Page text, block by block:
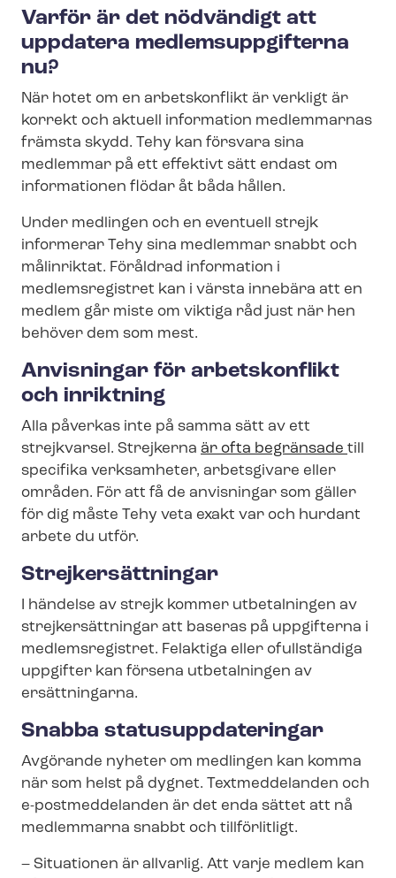
Varför är det nödvändigt att
uppdatera med­lems­upp­gif­ter­na
nu?
När hotet om en arbetskonflikt är verkligt är
korrekt och aktuell information medlemmarnas
främsta skydd. Tehy kan försvara sina
medlemmar på ett effektivt sätt endast om
informationen flödar åt båda hållen.
Under medlingen och en eventuell strejk
informerar Tehy sina medlemmar snabbt och
målinriktat. Föråldrad information i
medlemsregistret kan i värsta innebära att en
medlem går miste om viktiga råd just när hen
behöver dem som mest.
Anvisningar för arbetskonflikt
och inriktning
Alla påverkas inte på samma sätt av ett
strejkvarsel. Strejkerna är ofta begränsade till
specifika verksamheter, arbetsgivare eller
områden. För att få de anvisningar som gäller
för dig måste Tehy veta exakt var och hurdant
arbete du utför.
Strej­ker­sätt­ning­ar
I händelse av strejk kommer utbetalningen av
strej­ker­sätt­ning­ar att baseras på uppgifterna i
medlemsregistret. Felaktiga eller ofullständiga
uppgifter kan försena utbetalningen av
ersättningarna.
Snabba sta­tusupp­da­te­ring­ar
Avgörande nyheter om medlingen kan komma
när som helst på dygnet. Textmeddelanden och
e-postmeddelanden är det enda sättet att nå
medlemmarna snabbt och tillförlitligt.
– Situationen är allvarlig. Att varje medlem kan